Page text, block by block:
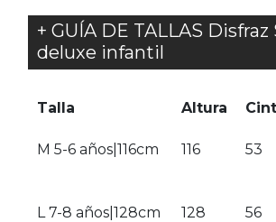
+ GUÍA DE TALLAS
deluxe infantil
Talla Altura
M 5-6 años|116cm 116 53
L 7-8 años|128cm 128 56